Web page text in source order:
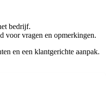
bedrijf.
voor vragen en opmerkingen.
en een klantgerichte aanpak.